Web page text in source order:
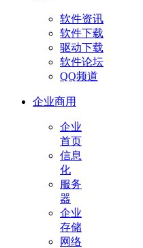
软件资讯
软件下载
驱动下载
软件论坛
QQ频道
企业商用
企业
首页
信息
化
服务
器
企业
存储
网络